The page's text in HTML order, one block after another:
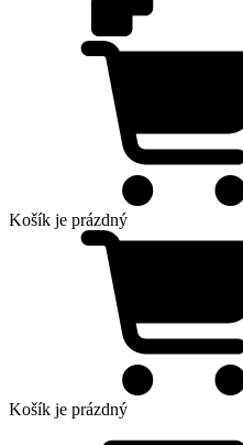
Košík je prázdný
Košík je prázdný